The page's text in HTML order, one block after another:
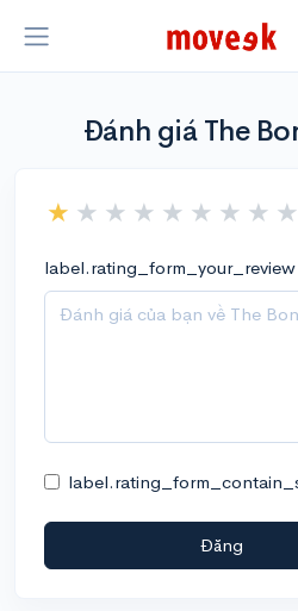
Đánh giá The
label.rating_form_your_review
Đăng